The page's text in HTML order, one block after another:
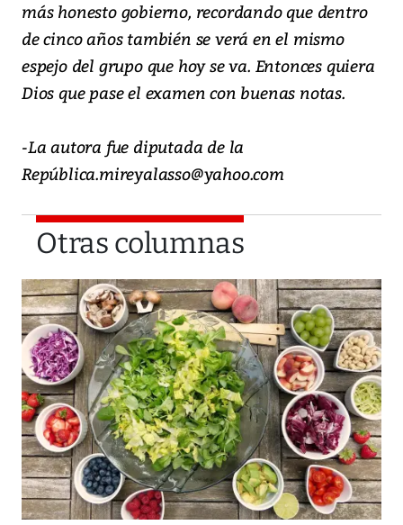
más honesto gobierno, recordando que dentro
de cinco años también se verá en el mismo
espejo del grupo que hoy se va. Entonces quiera
Dios que pase el examen con buenas notas.
-La autora fue diputada de la
República.mireyalasso@yahoo.com
Otras columnas